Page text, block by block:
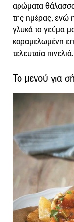
αρώματα
της ημέρας, ενώ
γλυκά το γεύμα
καραμελωμένη
τελευταία πινελιά.
Το μενού για